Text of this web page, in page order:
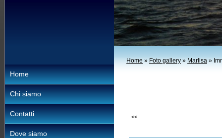
Home»Foto gallery»Marlisa»
<<
Home
Chi siamo
Contatti
Dove siamo